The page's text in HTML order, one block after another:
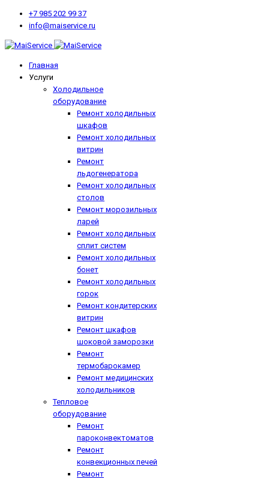
+7 985 202 99 37
info@maiservice.ru
Главная
Услуги
Холодильное
оборудование
Ремонт холодильных
шкафов
Ремонт холодильных
витрин
Ремонт
льдогенератора
Ремонт холодильных
столов
Ремонт морозильных
ларей
Ремонт холодильных
сплит систем
Ремонт холодильных
бонет
Ремонт холодильных
горок
Ремонт кондитерских
витрин
Ремонт шкафов
шоковой заморозки
Ремонт
термобарокамер
Ремонт медицинских
холодильников
Тепловое
оборудование
Ремонт
пароконвектоматов
Ремонт
конвекционных печей
Ремонт